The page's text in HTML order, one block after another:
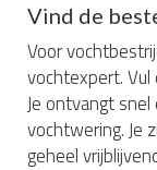
Vind de
Voor
vochtexpert.
Je ontvangt
vochtwering. Je
geheel